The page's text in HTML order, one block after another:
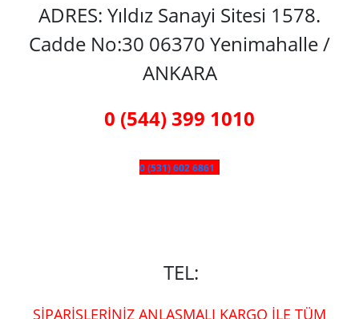
ADRES: Yıldız Sanayi Sitesi 1578.
Cadde No:30 06370 Yenimahalle /
ANKARA
0 (544) 399 1010
0 (531) 602 6861
TEL:
SİPARİŞLERİNİZ ANLAŞMALI KARGO İLE TÜM